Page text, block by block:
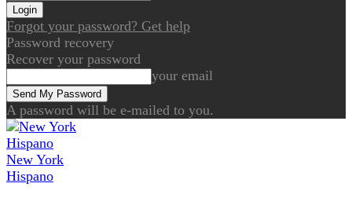
Forgot your password? Get help
Password recovery
Recover your password
your email
A password will be e-mailed to you.
New York
Hispano